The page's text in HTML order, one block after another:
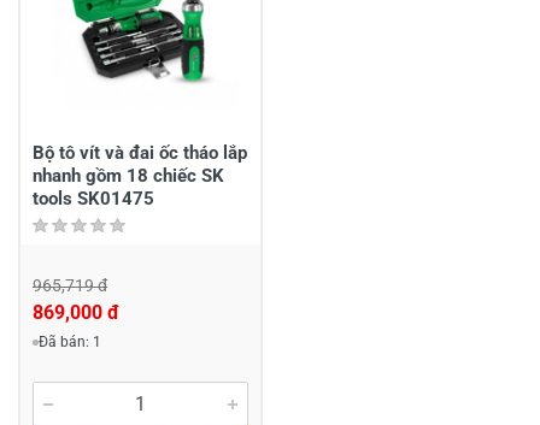
Gửi nhận xét
Bộ tô vít và đai ốc tháo lắp
nhanh gồm 18 chiếc SK
tools SK01475
965,719 đ
869,000 đ
Đã bán: 1